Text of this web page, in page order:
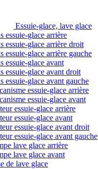
Essuie-glace, lave glace
essuie-glace arrière
essuie-glace arrière droit
essuie-glace arrière gauche
essuie-glace avant
essuie-glace avant droit
essuie-glace avant gauche
essuie-glace arrière
essuie-glace avant
essuie-glace arrière
essuie-glace avant
essuie-glace avant droit
essuie-glace avant gauche
lave glace arrière
lave glace avant
de lave glace